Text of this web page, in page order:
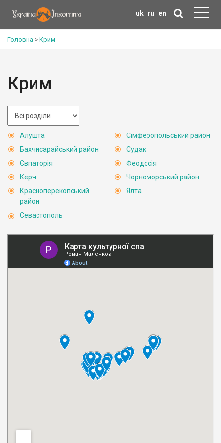
uk ru en
Головна > Крим
Крим
Алушта
Бахчисарайський район
Євпаторія
Керч
Красноперекопський
район
Севастополь
Сімферопольський район
Судак
Феодосія
Чорноморський район
Ялта